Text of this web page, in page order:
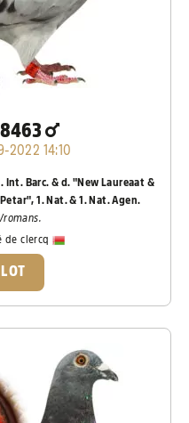
2022 14:10
Int. Barc. & d. "New Laureaat &
1. Nat. & 1. Nat. Agen.
de clercq